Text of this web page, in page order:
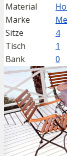
Material
Marke
Sitze
4
Tisch
1
Bank
0